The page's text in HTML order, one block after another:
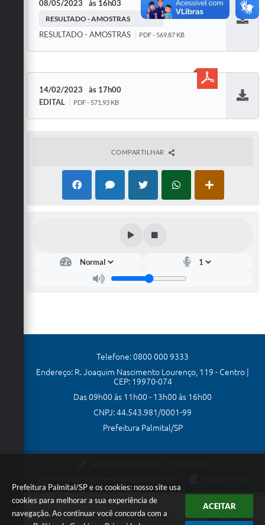
Prefeitura Palmital/SP e os cookies: nosso site usa
cookies para melhorar a sua experiência de
navegação. Ao continuar você concorda com a
ACEITAR
08/05/2023 16h03
RESULTADO - AMOSTRAS
RESULTADO - AMOSTRAS PDF - 569,87 KB
14/02/2023
17h00
EDITAL
PDF - 571,93 KB
COMPARTILHAR
Telefone: 0800 000 9333
Endereço: R. Joaquim Nascimento Lourenço, 119 - Centro |
CEP: 19970-074
Das 09h00 às 11h00 - 13h00 às 16h00
CNPJ: 44.543.981/0001-99
Prefeitura Palmital/SP
Copyright Instar - 2006-2026. Todos os direitos